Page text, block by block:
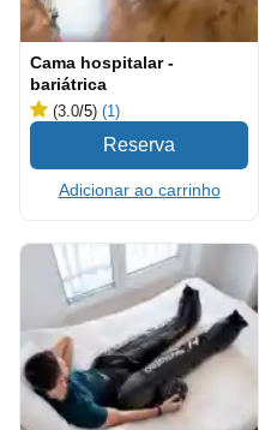
Cama hospitalar -
bariátrica
(3.0/5) (1)
Adicionar ao carrinho